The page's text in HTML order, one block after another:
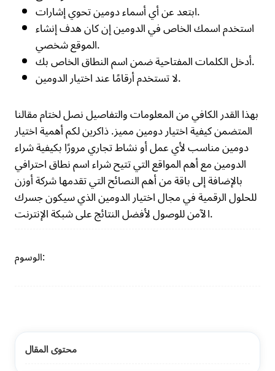
ابتعد عن أي أسماء دومين تحوي إشارات.
استخدم اسمك الخاص في الدومين إن كان هدف إنشاء
الموقع شخصي.
أدخل الكلمات المفتاحية ضمن اسم النطاق الخاص بك.
لا تستخدم أرقامًا عند اختيار الدومين.
بهذا القدر الكافي من المعلومات والتفاصيل نصل لختام مقالنا
المتضمن كيفية اختيار دومين مميز. ذاكرين لكم أهمية اختيار
دومين مناسب لأي عمل أو نشاط تجاري مرورًا بكيفية شراء
الدومين مع أهم المواقع التي تتيح شراء اسم نطاق احترافي
بالإضافة إلى باقة من أهم النصائح التي تقدمها شركة أوزن
للحلول الرقمية في مجال اختيار الدومين الذي سيكون جسرك
الآمن للوصول لأفضل النتائج على شبكة الإنترنت.
الوسوم:
محتوى المقال